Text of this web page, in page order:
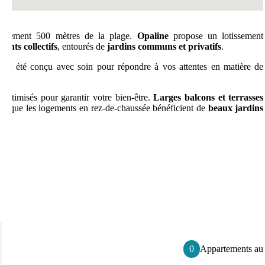
500 mètres de la plage. Opalinepropose un lotissement
collectifs, entourés de jardins communs et privatifs.
a été conçu avec soin pour répondre à vos attentes en matière de
optimisés pour garantir votre bien-être.Larges balcons et terrasses
que les logements en rez-de-chaussée bénéficient de beaux jardins
0 Appartements au